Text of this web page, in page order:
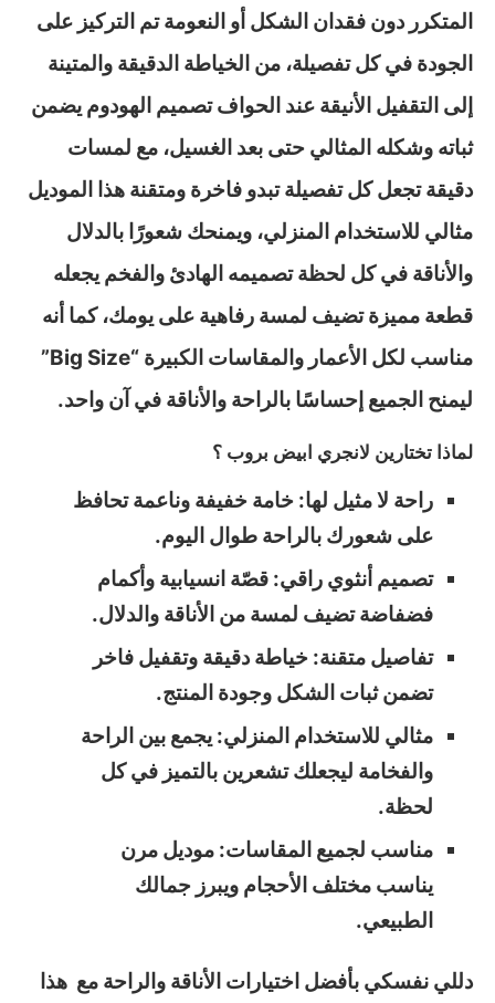
المتكرر دون فقدان الشكل أو النعومة تم التركيز على
الجودة في كل تفصيلة، من الخياطة الدقيقة والمتينة
إلى التقفيل الأنيقة عند الحواف تصميم الهودوم يضمن
ثباته وشكله المثالي حتى بعد الغسيل، مع لمسات
دقيقة تجعل كل تفصيلة تبدو فاخرة ومتقنة هذا الموديل
مثالي للاستخدام المنزلي، ويمنحك شعورًا بالدلال
والأناقة في كل لحظة تصميمه الهادئ والفخم يجعله
قطعة مميزة تضيف لمسة رفاهية على يومك، كما أنه
مناسب لكل الأعمار والمقاسات الكبيرة “Big Size”
ليمنح الجميع إحساسًا بالراحة والأناقة في آن واحد.
لماذا تختارين لانجري ابيض بروب ؟
راحة لا مثيل لها: خامة خفيفة وناعمة تحافظ
على شعورك بالراحة طوال اليوم.
تصميم أنثوي راقي: قصّة انسيابية وأكمام
فضفاضة تضيف لمسة من الأناقة والدلال.
تفاصيل متقنة: خياطة دقيقة وتقفيل فاخر
تضمن ثبات الشكل وجودة المنتج.
مثالي للاستخدام المنزلي: يجمع بين الراحة
والفخامة ليجعلك تشعرين بالتميز في كل
لحظة.
مناسب لجميع المقاسات: موديل مرن
يناسب مختلف الأحجام ويبرز جمالك
الطبيعي.
دللي نفسكي بأفضل اختيارات الأناقة والراحة مع هذا